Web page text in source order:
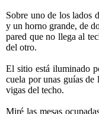
Sobre uno de los lados
y un horno grande, de
pared que no llega al
del otro.
El sitio está iluminado
cuela por unas guías
vigas del techo.
Miré las mesas